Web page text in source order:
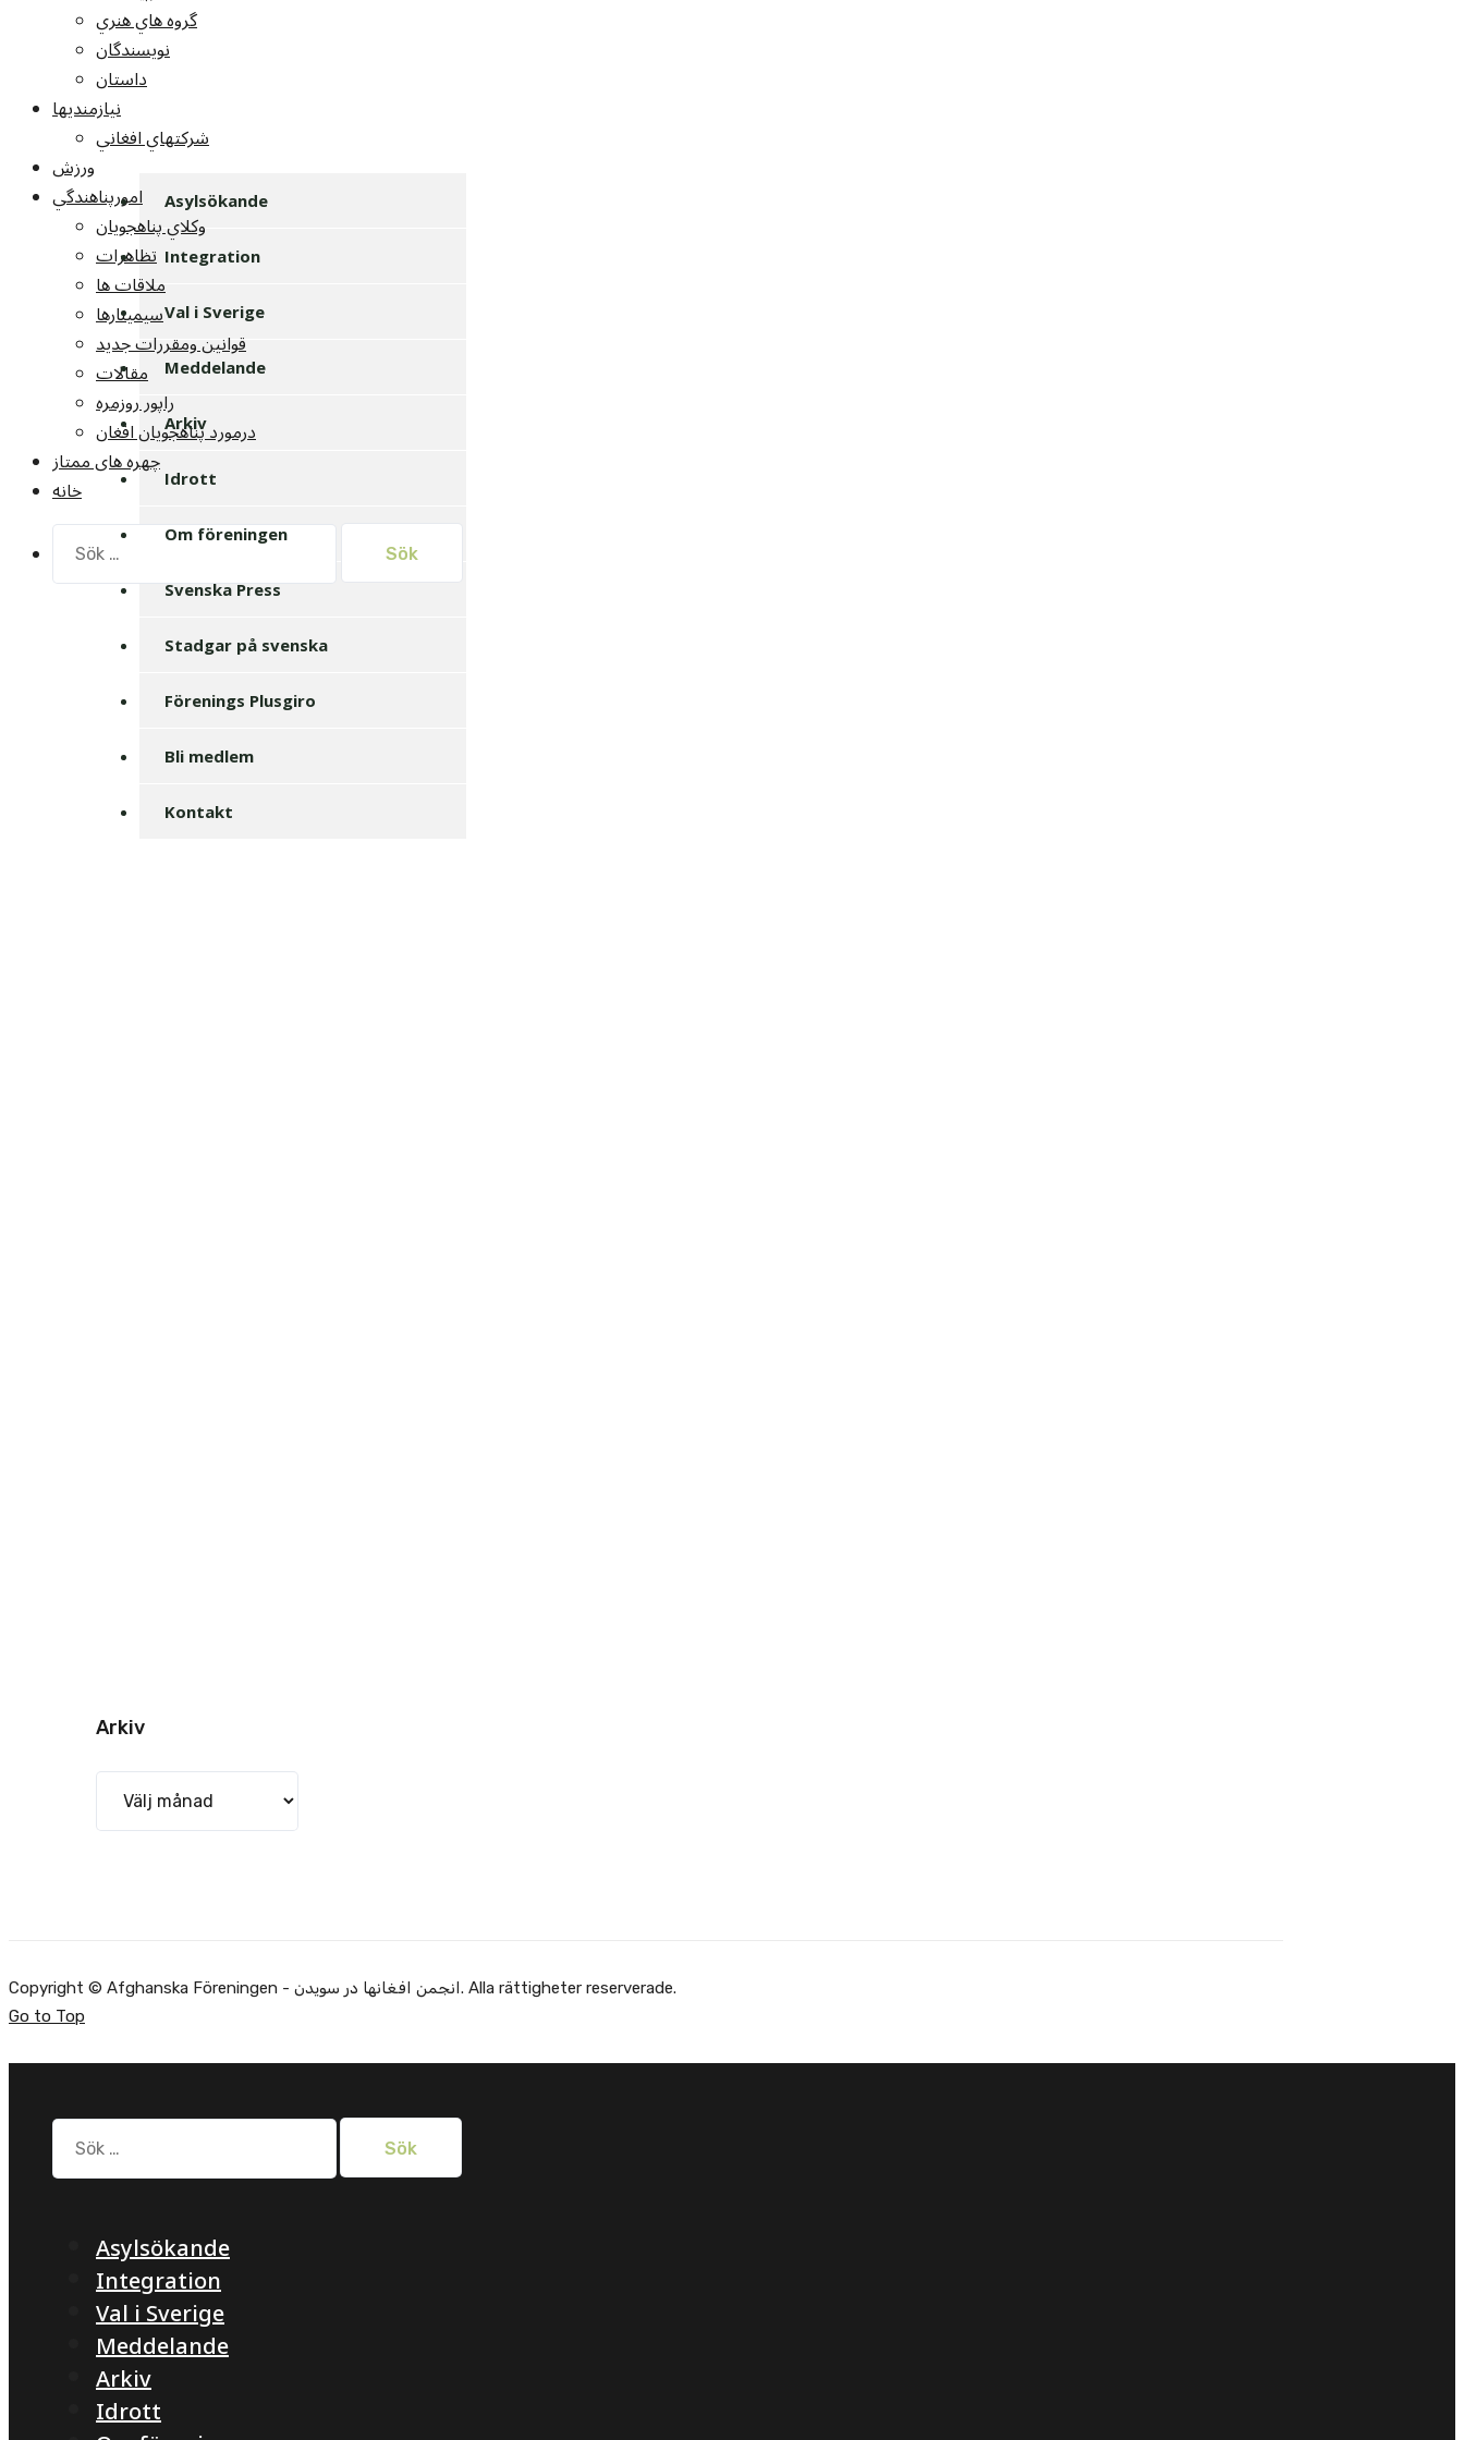
گروه هاي هنري
نويسندگان
داستان
نيازمنديها
شرکتهاي افغاني
ورزش
امورپناهندگي
وکلاي پناهجويان
تظاهرات
ملاقات ها
سيمينارها
قوانين ومقررات جديد
مقالات
راپور روزمره
درمورد پناهجويان افغان
چهره های ممتاز
خانه
efter:
Asylsökande
Integration
Val i Sverige
Meddelande
Arkiv
Idrott
Om föreningen
Svenska Press
Stadgar på svenska
Förenings Plusgiro
Bli medlem
Kontakt
Arkiv
Copyright © Afghanska Föreningen - انجمن افغانها در سویدن. Alla rättigheter reserverade.
Go to Top
Sök
efter:
Asylsökande
Integration
Val i Sverige
Meddelande
Arkiv
Idrott